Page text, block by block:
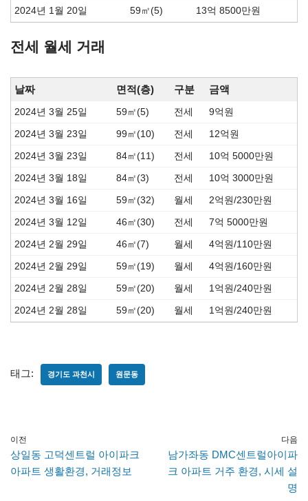
2024년 1월 20일 59㎡(5) 13억 8500만원
전세 월세 거래
날짜 면적(층) 구분 금액
2024년 3월 25일 59㎡(5) 전세 9억원
2024년 3월 23일 99㎡(10) 전세 12억원
2024년 3월 23일 84㎡(11) 전세 10억 5000만원
2024년 3월 18일 84㎡(3) 전세 10억 3000만원
2024년 3월 16일 59㎡(32) 월세 2억원/230만원
2024년 3월 12일 46㎡(30) 전세 7억 5000만원
2024년 2월 29일 46㎡(7) 월세 4억원/110만원
2024년 2월 29일 59㎡(19) 월세 4억원/160만원
2024년 2월 28일 59㎡(20) 월세 1억원/240만원
2024년 2월 28일 59㎡(20) 월세 1억원/240만원
태그: 경기도 과천시 원문동
이전
상일동 고덕센트럴 아이파크
아파트 생활환경, 거래정보
다음
남가좌동 DMC센트럴아이파
크 아파트 거주 환경, 시세 설
명